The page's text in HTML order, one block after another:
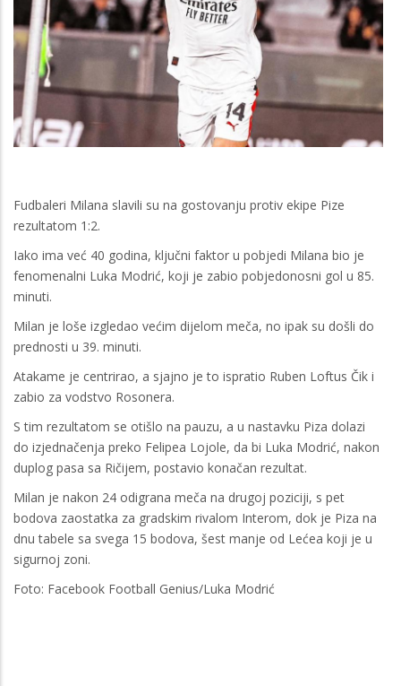
Fudbaleri Milana slavili su na gostovanju protiv ekipe Pize
rezultatom 1:2.
Iako ima već 40 godina, ključni faktor u pobjedi Milana bio je
fenomenalni Luka Modrić, koji je zabio pobjedonosni gol u 85.
minuti.
Milan je loše izgledao većim dijelom meča, no ipak su došli do
prednosti u 39. minuti.
Atakame je centrirao, a sjajno je to ispratio Ruben Loftus Čik i
zabio za vodstvo Rosonera.
S tim rezultatom se otišlo na pauzu, a u nastavku Piza dolazi
do izjednačenja preko Felipea Lojole, da bi Luka Modrić, nakon
duplog pasa sa Ričijem, postavio konačan rezultat.
Milan je nakon 24 odigrana meča na drugoj poziciji, s pet
bodova zaostatka za gradskim rivalom Interom, dok je Piza na
dnu tabele sa svega 15 bodova, šest manje od Lećea koji je u
sigurnoj zoni.
Foto: Facebook Football Genius/Luka Modrić